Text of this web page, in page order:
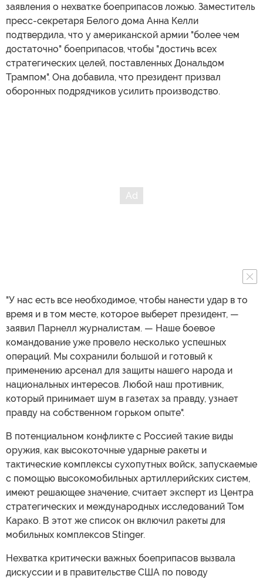
заявления о нехватке боеприпасов ложью. Заместитель
пресс-секретаря Белого дома Анна Келли
подтвердила, что у американской армии "более чем
достаточно" боеприпасов, чтобы "достичь всех
стратегических целей, поставленных Дональдом
Трампом". Она добавила, что президент призвал
оборонных подрядчиков усилить производство.
"У нас есть все необходимое, чтобы нанести удар в то
время и в том месте, которое выберет президент, —
заявил Парнелл журналистам. — Наше боевое
командование уже провело несколько успешных
операций. Мы сохранили большой и готовый к
применению арсенал для защиты нашего народа и
национальных интересов. Любой наш противник,
который принимает шум в газетах за правду, узнает
правду на собственном горьком опыте".
В потенциальном конфликте с Россией такие виды
оружия, как высокоточные ударные ракеты и
тактические комплексы сухопутных войск, запускаемые
с помощью высокомобильных артиллерийских систем,
имеют решающее значение, считает эксперт из Центра
стратегических и международных исследований Том
Карако. В этот же список он включил ракеты для
мобильных комплексов Stinger.
Нехватка критически важных боеприпасов вызвала
дискуссии и в правительстве США по поводу